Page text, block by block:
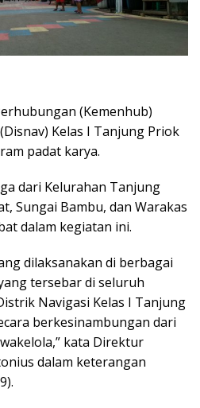
(Kemenhub)
Kelas I Tanjung Priok
padat karya.
dari Kelurahan Tanjung
Sungai Bambu, dan Warakas
dalam kegiatan ini.
dilaksanakan di berbagai
tersebar di seluruh
Navigasi Kelas I Tanjung
berkesinambungan dari
kata Direktur
dalam keterangan